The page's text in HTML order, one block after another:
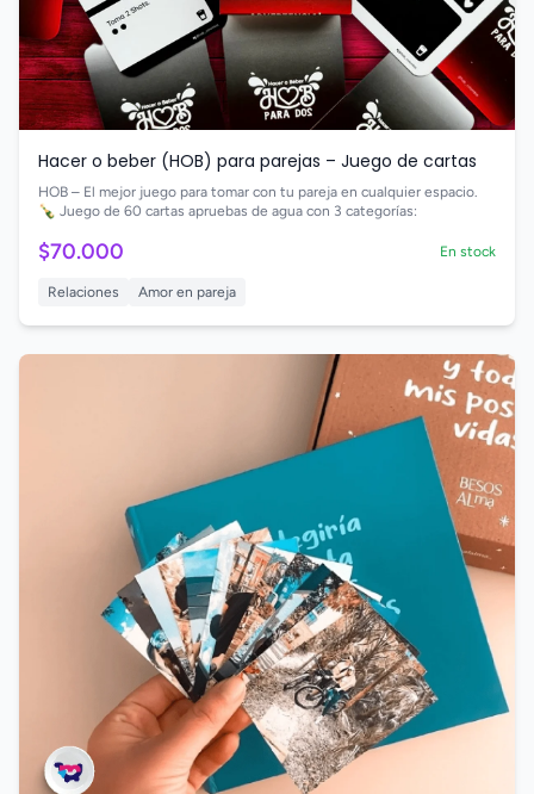
Hacer o beber (HOB) para parejas – Juego de cartas
HOB – El mejor juego para tomar con tu pareja en cualquier espacio.
🍾 Juego de 60 cartas apruebas de agua con 3 categorías:
$70.000 En stock
Relaciones Amor en pareja